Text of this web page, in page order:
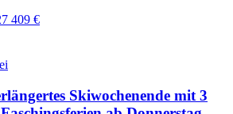
409 €
Skiwochenende mit 3